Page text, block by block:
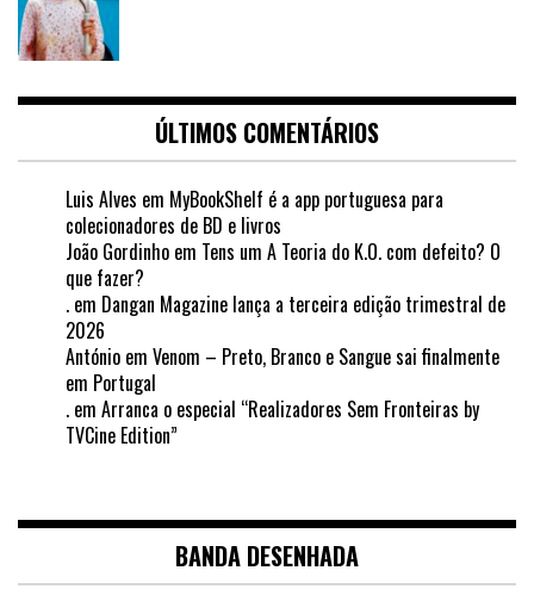
ÚLTIMOS COMENTÁRIOS
Luis Alves em MyBookShelf é a app portuguesa para
colecionadores de BD e livros
João Gordinho em Tens um A Teoria do K.O. com defeito? O
que fazer?
. em Dangan Magazine lança a terceira edição trimestral de
2026
António em Venom – Preto, Branco e Sangue sai finalmente
em Portugal
. em Arranca o especial “Realizadores Sem Fronteiras by
TVCine Edition”
BANDA DESENHADA